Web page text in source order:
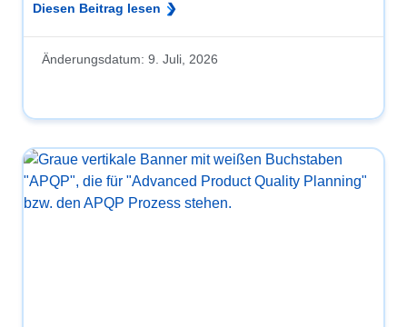
Diesen Beitrag lesen
Änderungsdatum: 9. Juli, 2026